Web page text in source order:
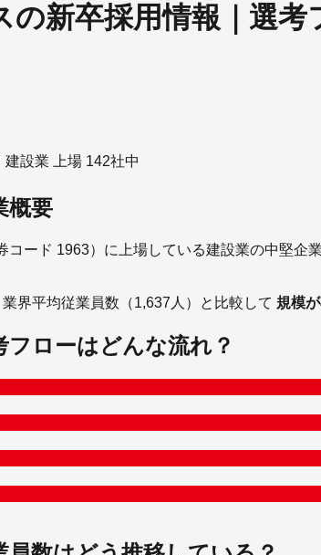
の新卒採用情報｜選
建設業 上場 142社中
概要
コード 1963）に上場している建設業の中堅企業
業界平均従業員数（1,637 人）と比較して 規模
フローはどんな流れ？